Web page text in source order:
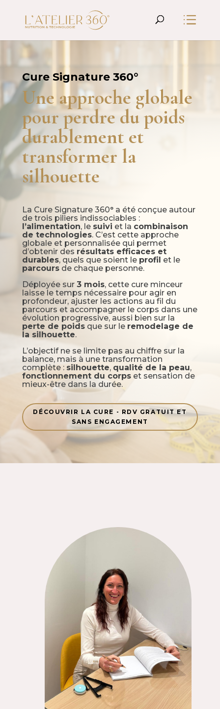
Cure Signature 360°
Une approche globale
pour perdre du poids
durablement et
transformer la
silhouette
La Cure Signature 360° a été conçue autour
de trois piliers indissociables :
l’alimentation, le suivi et la combinaison
de technologies. C’est cette approche
globale et personnalisée qui permet
d’obtenir des résultats efficaces et
durables, quels que soient le profil et le
parcoursde chaque personne.
Déployée sur 3 mois, cette cure minceur
laisse le temps nécessaire pour agir en
profondeur, ajuster les actions au fil du
parcours et accompagner le corps dans une
évolution progressive, aussi bien sur la
perte de poidsque sur le remodelage de
la silhouette.
L’objectif ne se limite pas au chiffre sur la
balance, mais à une transformation
complète : silhouette, qualité de la peau,
fonctionnement du corpset sensation de
mieux-être dans la durée.
DÉCOUVRIR LA CURE - RDV GRATUIT ET
SANS ENGAGEMENT